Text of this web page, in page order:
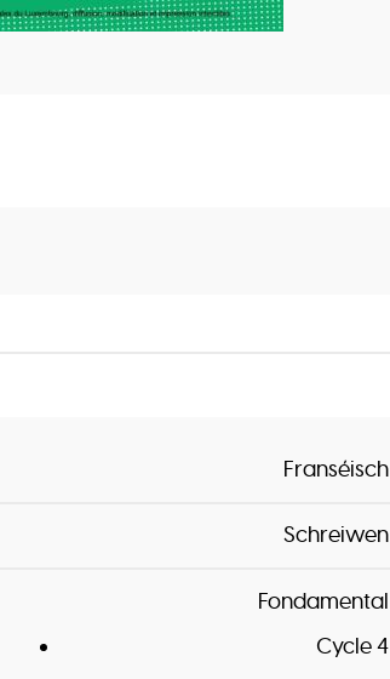
Franséisch
Schreiwen
Fondamental
Cycle 4